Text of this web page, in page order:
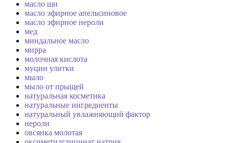
масло ши
масло эфирное апельсиновое
масло эфирное нероли
мед
миндальное масло
мирра
молочная кислота
муцин улитки
мыло
мыло от прыщей
натуральная косметика
натуральные ингредиенты
натуральный увлажняющий фактор
нероли
овсянка молотая